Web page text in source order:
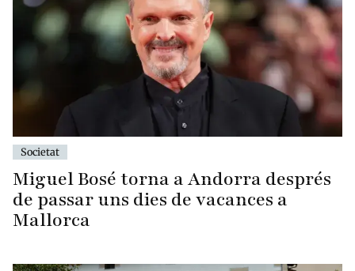
Societat
Miguel Bosé torna a Andorra després
de passar uns dies de vacances a
Mallorca